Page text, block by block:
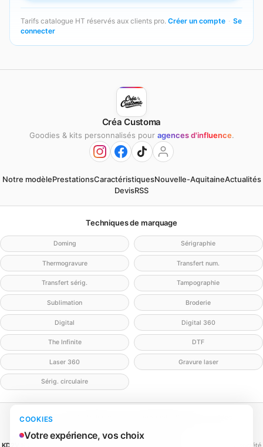
COOKIES
Votre expérience, vos choix
Tarifs catalogue HT réservés aux clients pro. Créer un compte · Se
connecter
Créa Customa
Goodies & kits personnalisés pour agences d'influence.
Notre modèlePrestationsCaractéristiquesNouvelle-AquitaineActualités
DevisRSS
Techniques de marquage
Doming Sérigraphie
Thermogravure Transfert num.
Transfert sérig. Tampographie
Sublimation Broderie
Digital Digital 360
The Infinite DTF
Laser 360 Gravure laser
Sérig. circulaire
Mentions légales